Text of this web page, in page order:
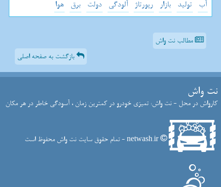
آب تولید بازار رپورتاژ آلودگی دولت برق هوا
مطالب نت واش
بازگشت به صفحه اصلی
نت واش
کارواش در محل - نت واش: تمیزی خودرو در کمترین زمان ، آسودگی خاطر در هر مکان
netwash.ir - تمام حقوق سایت نت واش محفوظ است